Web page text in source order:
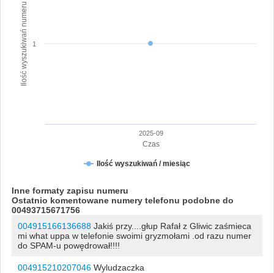
Czas
Ilość wyszukiwań numeru
Ilość wyszukiwań / miesiąc
2025-09
1
Inne formaty zapisu numeru
Ostatnio komentowane numery telefonu podobne do
00493715671756
004915166136688Jakiś przy....głup Rafał z Gliwic zaśmieca
mi what uppa w telefonie swoimi gryzmołami .od razu numer
do SPAM-u powędrował!!!!
004915210207046Wyludzaczka